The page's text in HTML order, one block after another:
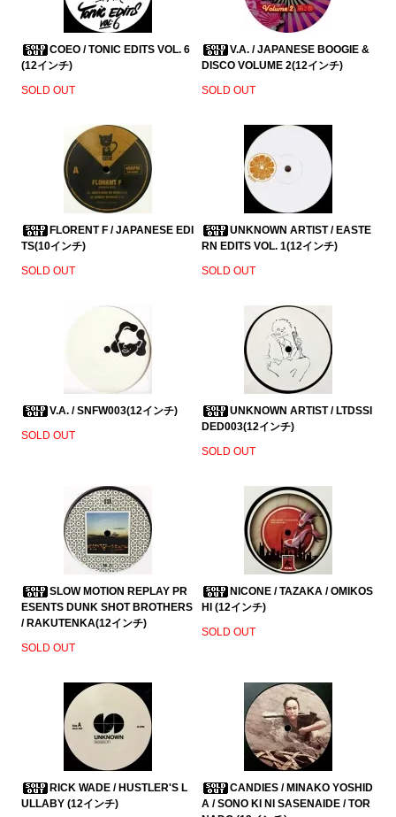
COEO / TONIC EDITS VOL. 6
(12インチ)
SOLD OUT
V.A. / JAPANESE BOOGIE &
DISCO VOLUME 2(12インチ)
SOLD OUT
FLORENT F / JAPANESE EDI
TS(10インチ)
SOLD OUT
UNKNOWN ARTIST / EASTE
RN EDITS VOL. 1(12インチ)
SOLD OUT
V.A. / SNFW003(12インチ)
SOLD OUT
UNKNOWN ARTIST / LTDSSI
DED003(12インチ)
SOLD OUT
SLOW MOTION REPLAY PR
ESENTS DUNK SHOT BROTHERS
/ RAKUTENKA(12インチ)
SOLD OUT
NICONE / TAZAKA / OMIKOS
HI (12インチ)
SOLD OUT
RICK WADE / HUSTLER'S L
ULLABY (12インチ)
CANDIES / MINAKO YOSHID
A / SONO KI NI SASENAIDE / TOR